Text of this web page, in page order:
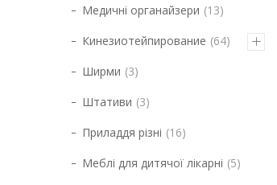
Медичні органайзери 13
Кинезиотейпирование 64
Ширми 3
Штативи 3
Приладдя різні 16
Меблі для дитячої лікарні 5